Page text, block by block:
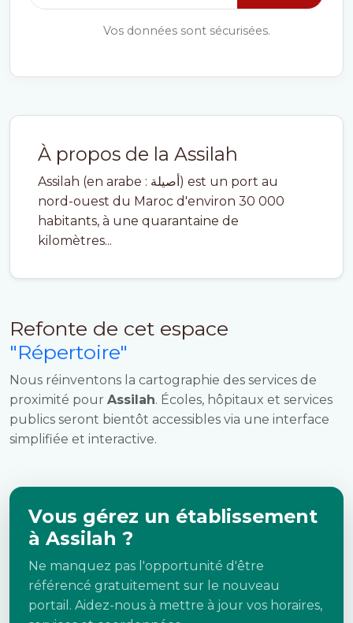
À propos de la Assilah
Assilah (en arabe : أصيلة) est un port au
nord-ouest du Maroc d'environ 30 000
habitants, à une quarantaine de
kilomètres...
Refonte de cet espace
"Répertoire"
Nous réinventons la cartographie des services de
proximité pour Assilah. Écoles, hôpitaux et services
publics seront bientôt accessibles via une interface
simplifiée et interactive.
Vous gérez un établissement
à Assilah ?
Ne manquez pas l'opportunité d'être
référencé gratuitement sur le nouveau
portail. Aidez-nous à mettre à jour vos horaires,
Vos données sont sécurisées.